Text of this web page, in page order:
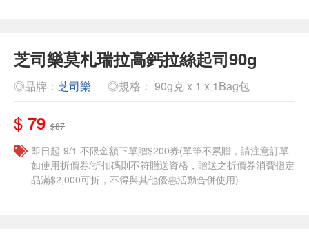
芝司樂莫札瑞拉高鈣拉絲起司90g
◎品牌： 芝司樂 ◎規格： 90g克 x 1 x 1Bag包
$ 79 $87
即日起-9/1 不限金額下單贈$200券(單筆不累贈，請注意訂單
如使用折價券/折扣碼則不符贈送資格，贈送之折價券消費指定
品滿$2,000可折，不得與其他優惠活動合併使用)